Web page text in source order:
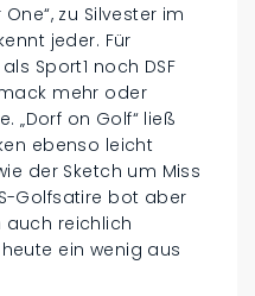
zu Silvester im
jeder. Für
Sport1 noch DSF
mehr oder
„Dorf on Golf“ ließ
ebenso leicht
der Sketch um Miss
Golfsatire bot aber
auch reichlich
ein wenig aus